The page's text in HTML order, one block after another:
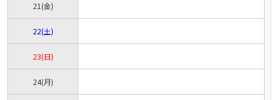
21(金)
22(土)
23(日)
24(月)